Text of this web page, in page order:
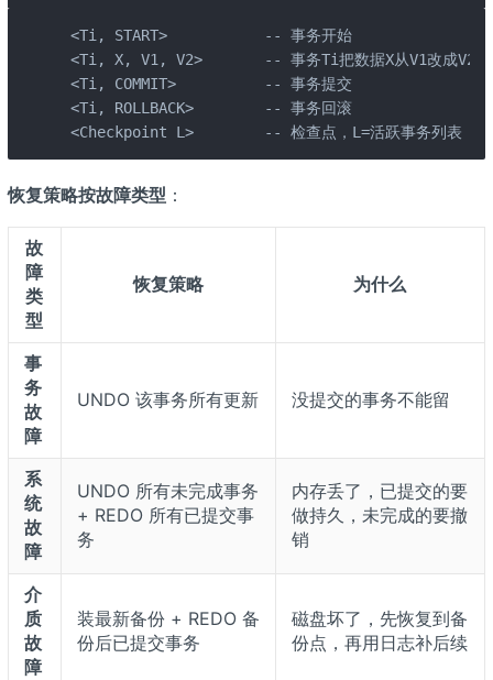
<Ti, START>           -- 事务开始
<Ti, X, V1, V2>       -- 事务Ti把数据X从V1改成V2（
<Ti, COMMIT>          -- 事务提交
<Ti, ROLLBACK>        -- 事务回滚
<Checkpoint L>        -- 检查点，L=活跃事务列表
恢复策略按故障类型 ：
故
障
类
型
恢复策略 为什么
事
务
故
障
UNDO 该事务所有更新 没提交的事务不能留
系
统
故
障
UNDO 所有未完成事务
+ REDO 所有已提交事
务
内存丢了，已提交的要
做持久，未完成的要撤
销
介
质
故
障
装最新备份 + REDO 备
份后已提交事务
磁盘坏了，先恢复到备
份点，再用日志补后续